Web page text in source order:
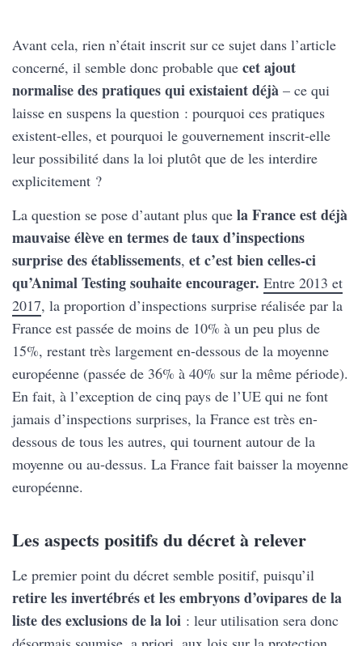
Avant cela, rien n’était inscrit sur ce sujet dans l’article
concerné, il semble donc probable que cet ajout
normalise des pratiques qui existaient déjà – ce qui
laisse en suspens la question : pourquoi ces pratiques
existent-elles, et pourquoi le gouvernement inscrit-elle
leur possibilité dans la loi plutôt que de les interdire
explicitement ?
La question se pose d’autant plus que la France est déjà
mauvaise élève en termes de taux d’inspections
surprise des établissements, et c’est bien celles-ci
qu’Animal Testing souhaite encourager. Entre 2013 et
2017, la proportion d’inspections surprise réalisée par la
France est passée de moins de 10% à un peu plus de
15%, restant très largement en-dessous de la moyenne
européenne (passée de 36% à 40% sur la même période).
En fait, à l’exception de cinq pays de l’UE qui ne font
jamais d’inspections surprises, la France est très en-
dessous de tous les autres, qui tournent autour de la
moyenne ou au-dessus. La France fait baisser la moyenne
européenne.
Les aspects positifs du décret à relever
Le premier point du décret semble positif, puisqu’il
retire les invertébrés et les embryons d’ovipares de la
liste des exclusions de la loi : leur utilisation sera donc